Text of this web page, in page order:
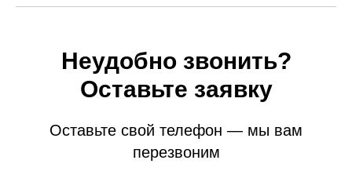
Неудобно звонить?
Оставьте заявку
Оставьте свой телефон — мы вам
перезвоним